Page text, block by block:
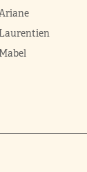
Ariane
Laurentien
Mabel